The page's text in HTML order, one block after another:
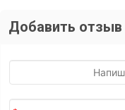
Добавить отзыв